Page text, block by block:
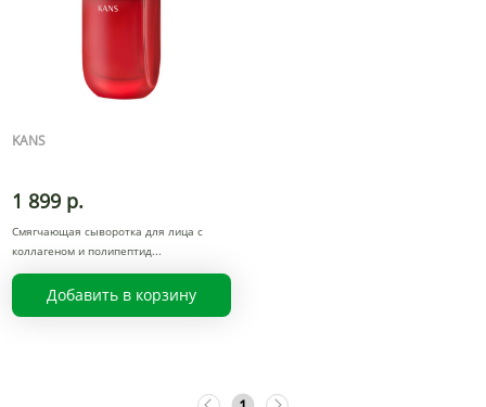
KANS
1 899 р.
Смягчающая сыворотка для лица с
коллагеном и полипептид
Добавить в корзину